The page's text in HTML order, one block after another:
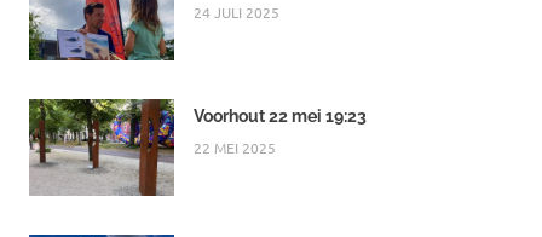
24 JULI 2025
Voorhout 22 mei 19:23
22 MEI 2025